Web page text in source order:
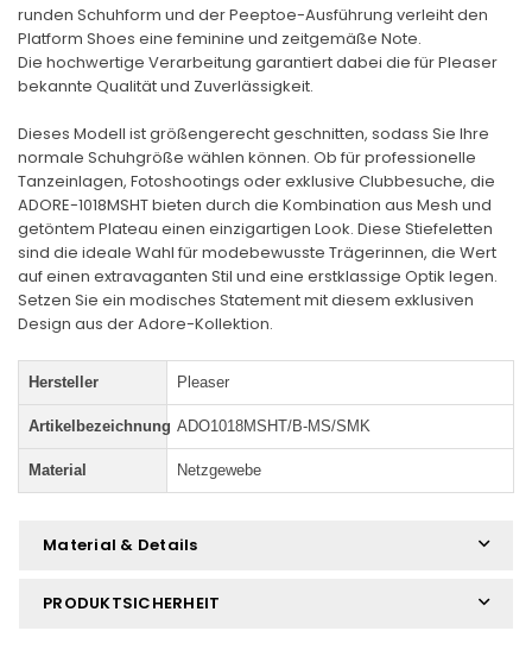
runden Schuhform und der Peeptoe-Ausführung verleiht den
Platform Shoes eine feminine und zeitgemäße Note.
Die hochwertige Verarbeitung garantiert dabei die für Pleaser
bekannte Qualität und Zuverlässigkeit.
Dieses Modell ist größengerecht geschnitten, sodass Sie Ihre
normale Schuhgröße wählen können. Ob für professionelle
Tanzeinlagen, Fotoshootings oder exklusive Clubbesuche, die
ADORE-1018MSHT bieten durch die Kombination aus Mesh und
getöntem Plateau einen einzigartigen Look. Diese Stiefeletten
sind die ideale Wahl für modebewusste Trägerinnen, die Wert
auf einen extravaganten Stil und eine erstklassige Optik legen.
Setzen Sie ein modisches Statement mit diesem exklusiven
Design aus der Adore-Kollektion.
Hersteller Pleaser
Artikelbezeichnung ADO1018MSHT/B-MS/SMK
Material Netzgewebe
Material & Details
PRODUKTSICHERHEIT